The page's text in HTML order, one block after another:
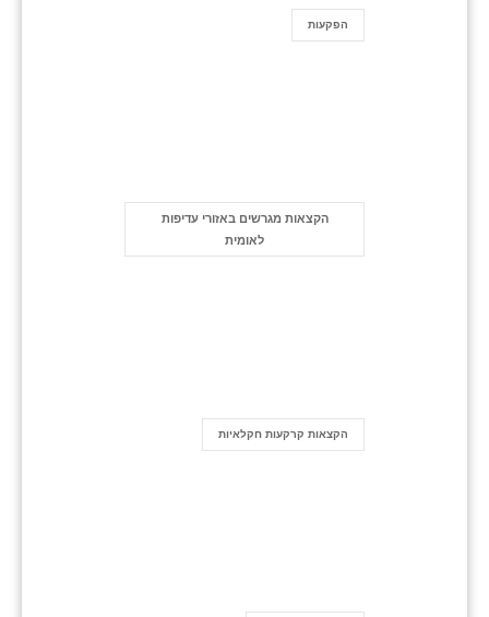
הפקעות
הקצאות מגרשים באזורי עדיפות
לאומית
הקצאות קרקעות חקלאיות